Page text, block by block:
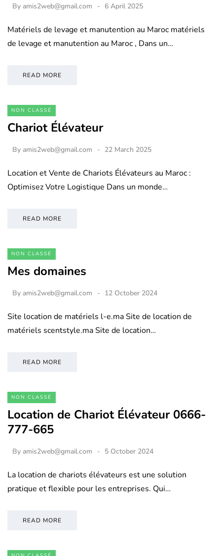
By amis2web@gmail.com 6 April 2025
Matériels de levage et manutention au Maroc matériels
de levage et manutention au Maroc , Dans un…
READ MORE
NON CLASSÉ
Chariot Élévateur
By amis2web@gmail.com 22 March 2025
Location et Vente de Chariots Élévateurs au Maroc :
Optimisez Votre Logistique Dans un monde…
READ MORE
NON CLASSÉ
Mes domaines
By amis2web@gmail.com 12 October 2024
Site location de matériels l-e.ma Site de location de
matériels scentstyle.ma Site de location…
READ MORE
NON CLASSÉ
Location de Chariot Élévateur 0666-
777-665
By amis2web@gmail.com 5 October 2024
La location de chariots élévateurs est une solution
pratique et flexible pour les entreprises. Qui…
READ MORE